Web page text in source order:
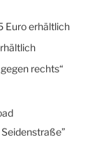
Euro erhältlich
rechts“